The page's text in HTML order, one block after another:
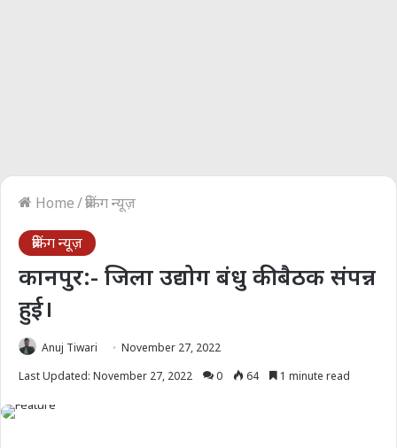
Home/ब्रेकिंग न्यूज़
ब्रेकिंग न्यूज़
कानपुर:- जिला उद्योग बंधु की बैठक संपन्न
हुई।
Anuj Tiwari
November 27, 2022
Last Updated: November 27, 2022
0 64 1 minute read